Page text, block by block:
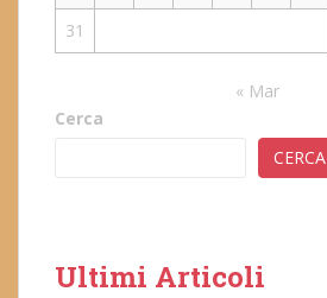
31
« Mar
Cerca
CERCA
Ultimi Articoli